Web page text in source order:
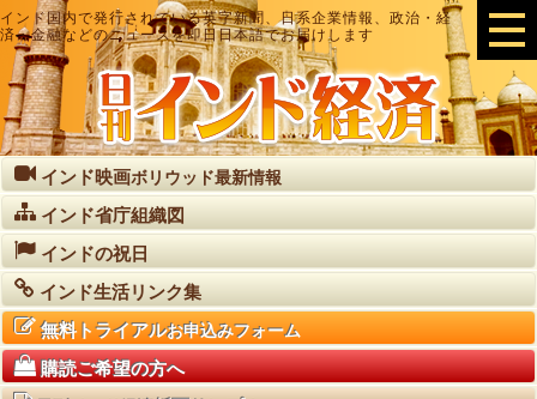
インド国内で発行されている英字新聞、日系企業情報、政治・経
済・金融などのニュースを即日日本語でお届けします
インド映画ボリウッド最新情報
インド省庁組織図
インドの祝日
インド生活リンク集
無料トライアルお申込みフォーム
購読ご希望の方へ